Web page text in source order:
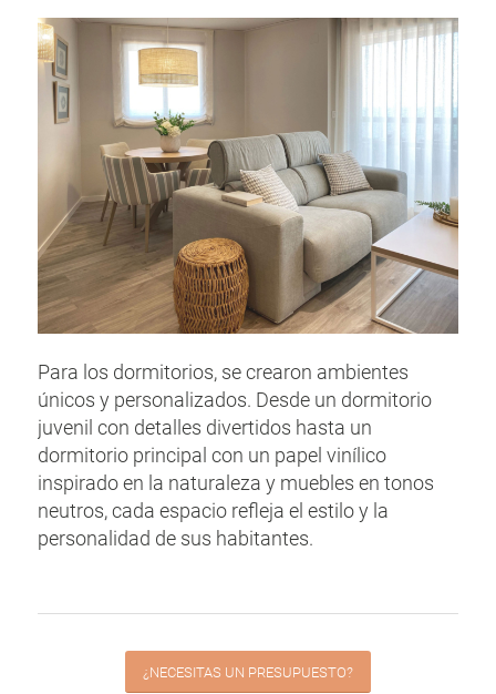
Para los dormitorios, se crearon ambientes
únicos y personalizados. Desde un dormitorio
juvenil con detalles divertidos hasta un
dormitorio principal con un papel vinílico
inspirado en la naturaleza y muebles en tonos
neutros, cada espacio refleja el estilo y la
personalidad de sus habitantes.
¿NECESITAS UN PRESUPUESTO?